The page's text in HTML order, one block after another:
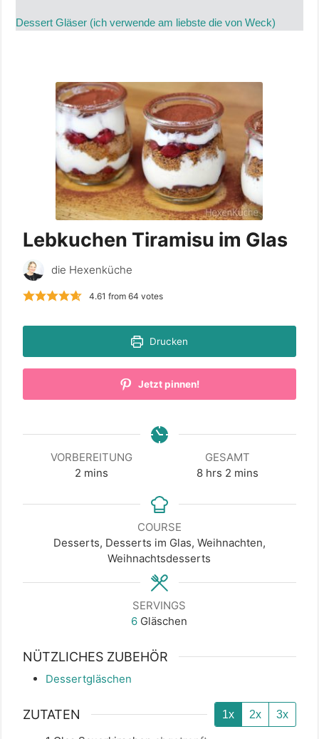
Dessert Gläser (ich verwende am liebste die von Weck)
Lebkuchen Tiramisu im Glas
die Hexenküche
4.61 from 64 votes
Drucken
Jetzt pinnen!
VORBEREITUNG
2minutes
mins
GESAMT
8hours
hrs 2 minutes
mins
COURSE
Desserts, Desserts im Glas, Weihnachten,
Weihnachtsdesserts
SERVINGS
6 Gläschen
NÜTZLICHES ZUBEHÖR
Dessertgläschen
ZUTATEN 1x 2x 3x